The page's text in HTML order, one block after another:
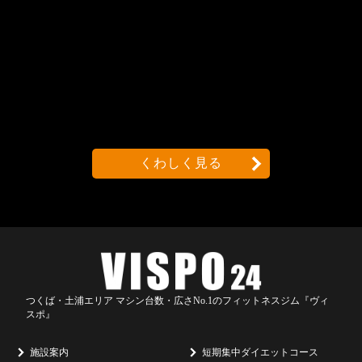
くわしく見る
つくば・土浦エリア マシン台数・広さNo.1のフィットネスジム『ヴィ
スポ』
施設案内 短期集中ダイエットコース